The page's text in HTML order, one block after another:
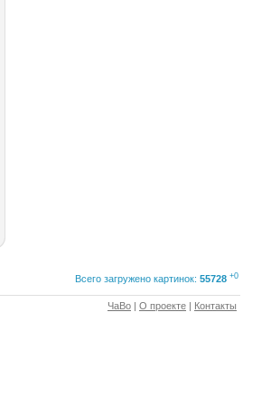
Всего загружено картинок: 55728 +0
ЧаВо | О проекте | Контакты